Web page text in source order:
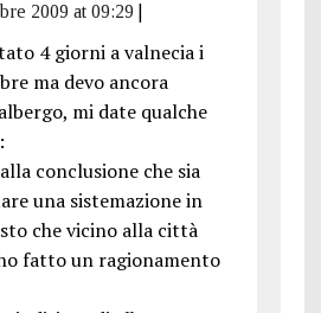
2009 at 09:29
4 giorni a valnecia i
ma devo ancora
mi date qualche
conclusione che sia
una sistemazione in
che vicino alla città
fatto un ragionamento